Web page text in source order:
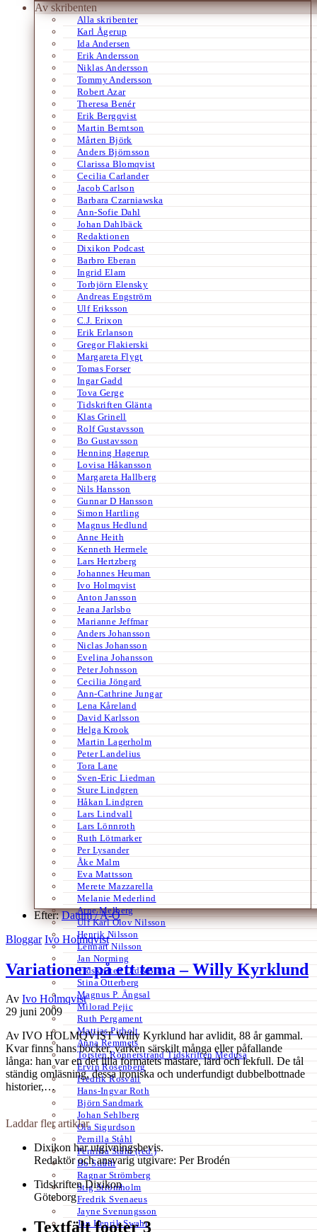
Av skribenten
Alla skribenter
Karl Ågerup
Ida Andersen
Erik Andersson
Niklas Andersson
Tommy Andersson
Robert Azar
Theresa Benér
Erik Bergqvist
Martin Berntson
Mårten Björk
Anders Björnsson
Clarissa Blomqvist
Cecilia Carlander
Jacob Carlson
Barbara Czarniawska
Ann-Sofie Dahl
Johan Dahlbäck
Redaktionen
Dixikon Podcast
Barbro Eberan
Ingrid Elam
Torbjörn Elensky
Andreas Engström
Ulf Eriksson
C.J. Erixon
Erik Erlanson
Gregor Flakierski
Margareta Flygt
Tomas Forser
Ingar Gadd
Tova Gerge
Tidskriften Glänta
Klas Grinell
Rolf Gustavsson
Bo Gustavsson
Henning Hagerup
Lovisa Håkansson
Margareta Hallberg
Nils Hansson
Gunnar D Hansson
Simon Hartling
Magnus Hedlund
Anne Heith
Kenneth Hermele
Lars Hertzberg
Johannes Heuman
Ivo Holmqvist
Anton Jansson
Jeana Jarlsbo
Marianne Jeffmar
Anders Johansson
Niclas Johansson
Evelina Johansson
Peter Johnsson
Cecilia Jöngard
Ann-Cathrine Jungar
Lena Kåreland
David Karlsson
Helga Krook
Martin Lagerholm
Peter Landelius
Tora Lane
Sven-Eric Liedman
Sture Lindgren
Håkan Lindgren
Lars Lindvall
Lars Lönnroth
Ruth Lötmarker
Per Lysander
Åke Malm
Eva Mattsson
Merete Mazzarella
Melanie Mederlind
Arne Melberg
Ulf Karl Olov Nilsson
Henrik Nilsson
Lennart Nilsson
Jan Norming
Tidskriften Ord&Bild
Stina Otterberg
Magnus P. Ängsal
Milorad Pejic
Ruth Pergament
Mattias Pirholt
Anna Remmets
Torsten Rönnerstrand Tidskriften Medusa
Ervin Rosenberg
Fredrik Rosvall
Hans-Ingvar Roth
Björn Sandmark
Johan Sehlberg
Ola Sigurdson
Pernilla Ståhl
Pernilla Ståhl (red.)
Bo Stråth
Ragnar Strömberg
Stig Strömholm
Fredrik Svenaeus
Jayne Svenungsson
Jan Henrik Swahn
Efter:Datum /A-Ö
Bloggar Ivo Holmqvist
Variationer på ett tema – Willy Kyrklund
Av Ivo Holmqvist
29 juni 2009
Av IVO HOLMQVIST Willy Kyrklund har avlidit, 88 år gammal.
Kvar finns hans böcker, varken särskilt många eller påfallande
långa: han var en det lilla formatets mästare, lärd och lekfull. De tål
ständig omläsning, dessa ironiska och underfundigt dubbelbottnade
historier,…
Laddar fler artiklar
Dixikon har utgivningsbevis.
Redaktör och ansvarig utgivare: Per Brodén
Tidskriften Dixikon
Göteborg
Textfält footer 3